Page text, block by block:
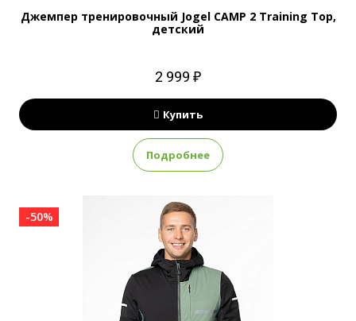
Джемпер тренировочный Jogel CAMP 2 Training Top,
детский
2 999 ₽
Купить
Подробнее
-50%